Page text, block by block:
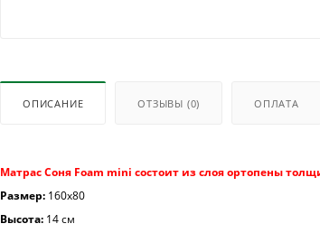
ОПИСАНИЕ ОТЗЫВЫ (0) ОПЛАТА
Матрас Соня Foam mini состоит из слоя ортопены
Размер: 160х80
Высота: 14 см